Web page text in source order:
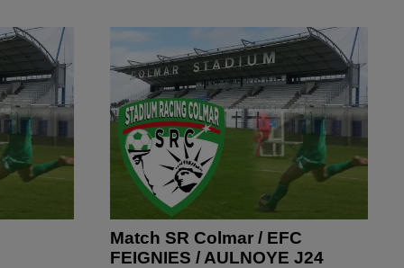
Match SR Colmar / EFC
FEIGNIES / AULNOYE J24